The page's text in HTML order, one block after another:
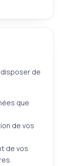
de
que
de vos
de vos